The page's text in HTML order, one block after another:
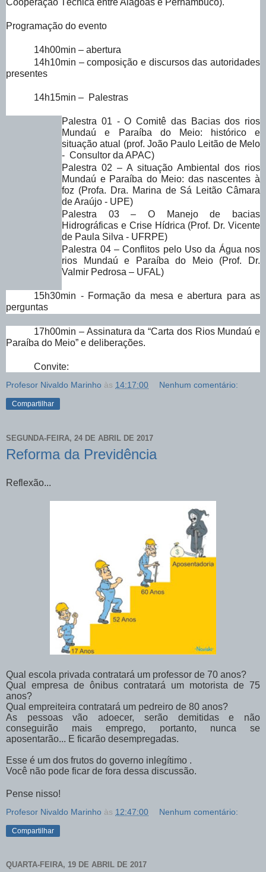
Cooperação Técnica entre Alagoas e Pernambuco).
Programação do evento
14h00min – abertura
14h10min – composição e discursos das autoridades
presentes
14h15min – Palestras
Palestra 01 - O Comitê das Bacias dos rios
Mundaú e Paraíba do Meio: histórico e
situação atual (prof. João Paulo Leitão de Melo
- Consultor da APAC)
Palestra 02 – A situação Ambiental dos rios
Mundaú e Paraíba do Meio: das nascentes à
foz (Profa. Dra. Marina de Sá Leitão Câmara
de Araújo - UPE)
Palestra 03 – O Manejo de bacias
Hidrográficas e Crise Hídrica (Prof. Dr. Vicente
de Paula Silva - UFRPE)
Palestra 04 – Conflitos pelo Uso da Água nos
rios Mundaú e Paraíba do Meio (Prof. Dr.
Valmir Pedrosa – UFAL)
15h30min - Formação da mesa e abertura para as
perguntas
17h00min – Assinatura da “Carta dos Rios Mundaú e
Paraíba do Meio” e deliberações.
Convite:
Profesor Nivaldo Marinho às 14:17:00 Nenhum comentário:
Compartilhar
SEGUNDA-FEIRA, 24 DE ABRIL DE 2017
Reforma da Previdência
Reflexão...
Qual escola privada contratará um professor de 70 anos?
Qual empresa de ônibus contratará um motorista de 75
anos?
Qual empreiteira contratará um pedreiro de 80 anos?
As pessoas vão adoecer, serão demitidas e não
conseguirão mais emprego, portanto, nunca se
aposentarão... E ficarão desempregadas.
Esse é um dos frutos do governo inlegítimo .
Você não pode ficar de fora dessa discussão.
Pense nisso!
Profesor Nivaldo Marinho às 12:47:00 Nenhum comentário:
Compartilhar
QUARTA-FEIRA, 19 DE ABRIL DE 2017